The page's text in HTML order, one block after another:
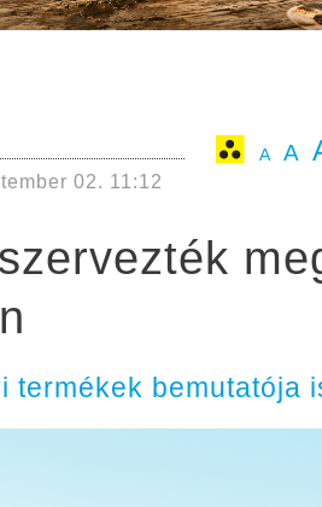
A A
02. 11:12
termékek bemutatója